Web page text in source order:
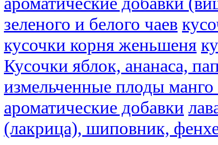
зеленого и белого чаев
кусочки корня женьшеня
Кусочки яблок, ананаса,
измельченные плоды
ароматические добавки
(лакрица), шиповник,